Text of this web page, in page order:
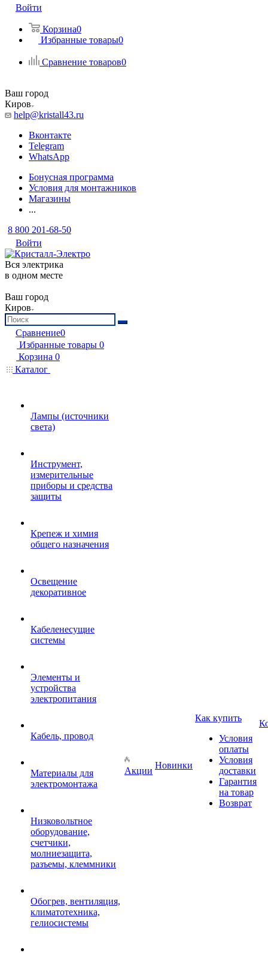
Войти
Корзина0
Избранные товары0
Сравнение товаров0
Ваш город
Киров
help@kristall43.ru
Вконтакте
Telegram
WhatsApp
Бонусная программа
Условия для монтажников
Магазины
...
8 800 201-68-50
Войти
Вся электрика
в одном месте
Ваш город
Киров
Сравнение0
Избранные товары 0
Корзина 0
Каталог
Лампы (источники
света)
Инструмент,
измерительные
приборы и средства
защиты
Крепеж и химия
общего назначения
Освещение
декоративное
Кабеленесущие
системы
Элементы и
устройства
электропитания
Кабель, провод
Материалы для
электромонтажа
Низковольтное
оборудование,
счетчики,
молниезащита,
разъемы, клеммники
Обогрев, вентиляция,
климатотехника,
гелиосистемы
Акции
Новинки
Как купить
Условия
оплаты
Условия
доставки
Гарантия
на товар
Возврат